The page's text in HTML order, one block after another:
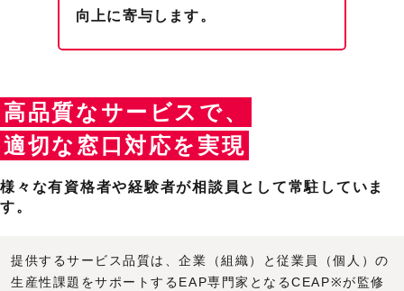
料金体系
初期費用
円
円/毎月
向上に寄与します。
高品質なサービスで、
適切な窓口対応を実現
様々な有資格者や経験者が相談員として常駐していま
す。
提供するサービス品質は、企業（組織）と従業員（個人）の
生産性課題をサポートするEAP専門家となるCEAP※が監修